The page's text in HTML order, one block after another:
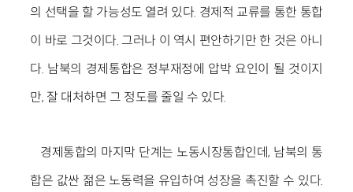
의 선택을 할 가능성도 열려 있다. 경제적 교류를 통한 통합
이 바로 그것이다. 그러나 이 역시 편안하기만 한 것은 아니
다. 남북의 경제통합은 정부재정에 압박 요인이 될 것이지
만, 잘 대처하면 그 정도를 줄일 수 있다.
경제통합의 마지막 단계는 노동시장통합인데, 남북의 통
합은 값싼 젊은 노동력을 유입하여 성장을 촉진할 수 있다.